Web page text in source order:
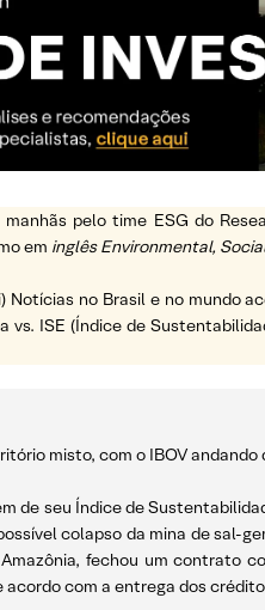
pelo time ESG do
em inglês Environmental,
Notícias no Brasil e no mundo
vs. ISE (Índice de
misto, com o IBOV
de seu Índice de
colapso da mina de sal-
fechou um contrato
com a entrega dos